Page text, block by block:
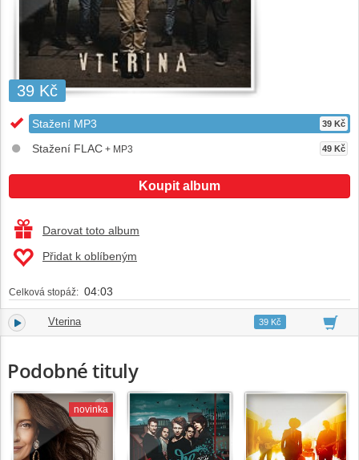
39 Kč
Stažení MP3 39 Kč
Stažení FLAC + MP3 49 Kč
Koupit album
Darovat toto album
Přidat k oblíbeným
Celková stopáž: 04:03
1. Vterina 04:0339 Kč
Podobné tituly
novinka